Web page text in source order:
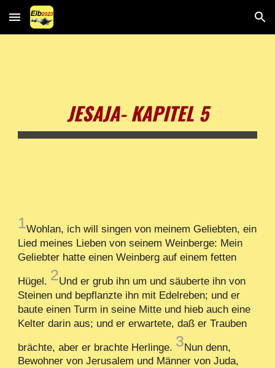
Skip to main content Skip to navigation
JESAJA- KAPITEL 5
1Wohlan, ich will singen von meinem Geliebten, ein
Lied meines Lieben von seinem Weinberge: Mein
Geliebter hatte einen Weinberg auf einem fetten
Hügel. 2Und er grub ihn um und säuberte ihn von
Steinen und bepflanzte ihn mit Edelreben; und er
baute einen Turm in seine Mitte und hieb auch eine
Kelter darin aus; und er erwartete, daß er Trauben
brächte, aber er brachte Herlinge. 3Nun denn,
Bewohner von Jerusalem und Männer von Juda,